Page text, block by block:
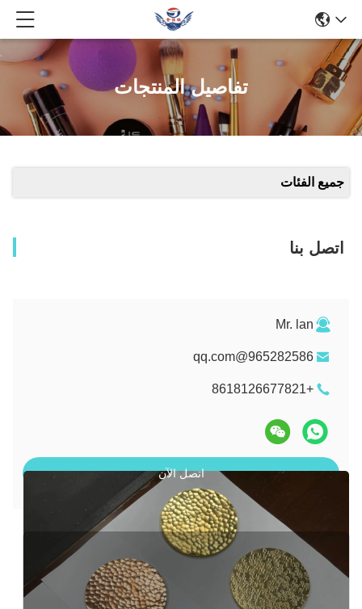
تفاصيل المنتجات
جميع الفئات
اتصل بنا
Mr. lan
965282586@qq.com
+8618126677821
اتصل الآن